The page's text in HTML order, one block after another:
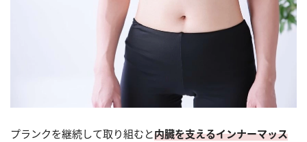
プランクを継続して取り組むと内臓を支えるインナーマッス